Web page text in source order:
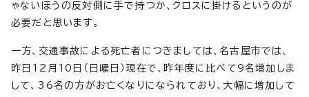
ゃないほうの反対側に手で持つか、クロスに掛けるというのが
必要だと思います。
一方、交通事故による死亡者につきましては、名古屋市では、
昨日12月10日（日曜日）現在で、昨年度に比べて9名増加しま
して、36名の方がお亡くなりになられており、大幅に増加して